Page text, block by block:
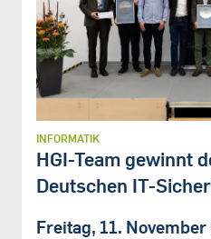
INFORMATIK
HGI-Team gewinnt
Deutschen IT-
Freitag, 11.